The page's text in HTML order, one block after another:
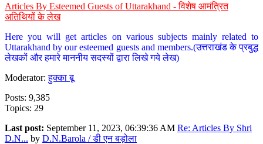
Articles By Esteemed Guests of Uttarakhand - विशेष आमंत्रित
अतिथियों के लेख
Here you will get articles on various subjects mainly related to
Uttarakhand by our esteemed guests and members.(उत्तराखंड के प्रबुद्ध
लेखकों और हमारे माननीय सदस्यों द्वारा लिखे गये लेख)
Moderator:हुक्का बू
Posts: 9,385
Topics: 29
Last post: September 11, 2023, 06:39:36 AM Re: Articles By Shri
D.N... by D.N.Barola / डी एन बड़ोला